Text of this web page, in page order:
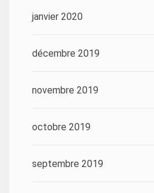
janvier 2020
décembre 2019
novembre 2019
octobre 2019
septembre 2019